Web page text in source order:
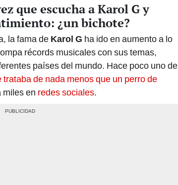
que escucha a Karol G y
¿un bichote?
la fama de Karol G ha ido en aumento a lo
récords musicales con sus temas,
países del mundo. Hace poco uno de
trataba de nada menos que un perro de
miles en redes sociales.